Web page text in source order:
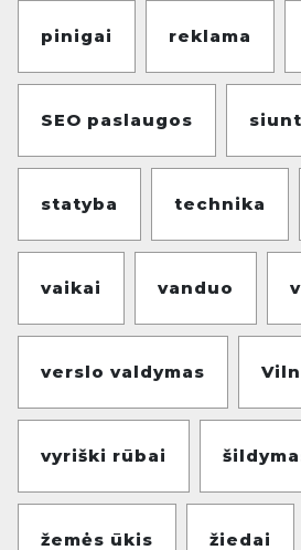
pinigai reklama
SEO paslaugos
statyba technika
vaikai vanduo
verslo valdymas
vyriški rūbai
žemės ūkis žiedai